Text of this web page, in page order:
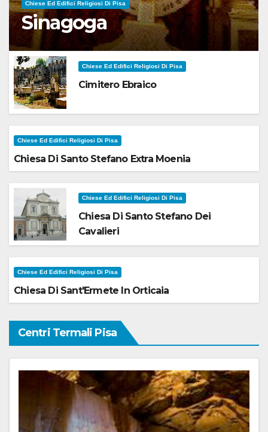
Chiese Ed Edifici Religiosi Di Pisa
Sinagoga
Chiese Ed Edifici Religiosi Di Pisa
Cimitero Ebraico
Chiese Ed Edifici Religiosi Di Pisa
Chiesa Di Santo Stefano Extra Moenia
Chiese Ed Edifici Religiosi Di Pisa
Chiesa Di Santo Stefano Dei
Cavalieri
Chiese Ed Edifici Religiosi Di Pisa
Chiesa Di Sant'Ermete In Orticaia
Centri Termali Pisa